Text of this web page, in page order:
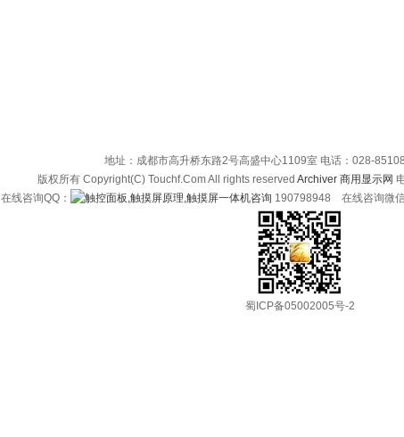
地址：成都市高升桥东路2号高盛中心1109室 电话：028-
版权所有 Copyright(C) Touchf.Com All rights reserved Archiver 商用显示网
在线咨询QQ：
190798948 在线咨询微信
蜀ICP备05002005号-2